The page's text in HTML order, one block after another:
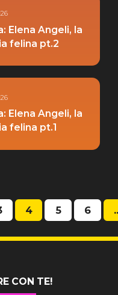
Elena Angeli, la
felina pt.2
Elena Angeli, la
felina pt.1
4 5 6
CON TE!